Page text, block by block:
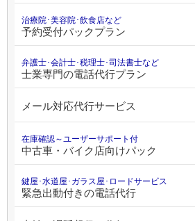
治療院･美容院･飲食店など
予約受付パックプラン
弁護士･会計士･税理士･司法書士など
士業専門の電話代行プラン
メール対応代行サービス
在庫確認～ユーザーサポート付
中古車・バイク店向けパック
鍵屋･水道屋･ガラス屋･ロードサービス
緊急出動付きの電話代行